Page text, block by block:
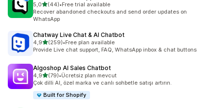
5,05 yıldız üzerinden
(44)
toplam 44 değerlendirme
•Free trial available
Recover abandoned checkouts and send order updates on
WhatsApp
Chatway Live Chat & AI Chatbot
4,95 yıldız üzerinden
(259)
toplam 259 değerlendirme
•Free plan available
Provide Live chat support, FAQ, WhatsApp inbox & chat buttons
Algoshop AI Sales Chatbot
4,95 yıldız üzerinden
(79)
toplam 79 değerlendirme
•Ücretsiz plan mevcut
Çok dilli AI, özel marka ve canlı sohbetle satışı artırın.
Built for Shopify